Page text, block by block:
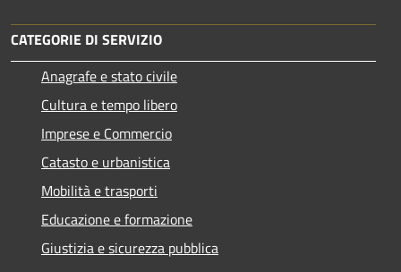
CATEGORIE DI SERVIZIO
Anagrafe e stato civile
Cultura e tempo libero
Imprese e Commercio
Catasto e urbanistica
Mobilità e trasporti
Educazione e formazione
Giustizia e sicurezza pubblica